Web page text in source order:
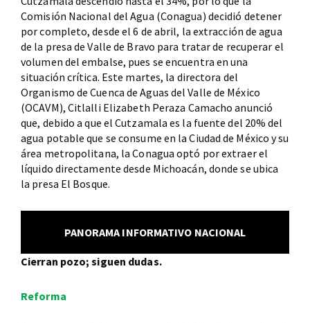
Comisión Nacional del Agua (Conagua) decidió detener
por completo, desde el 6 de abril, la extracción de agua
de la presa de Valle de Bravo para tratar de recuperar el
volumen del embalse, pues se encuentra en una
situación crítica. Este martes, la directora del
Organismo de Cuenca de Aguas del Valle de México
(OCAVM), Citlalli Elizabeth Peraza Camacho anunció
que, debido a que el Cutzamala es la fuente del 20% del
agua potable que se consume en la Ciudad de México y su
área metropolitana, la Conagua optó por extraer el
líquido directamente desde Michoacán, donde se ubica
la presa El Bosque.
PANORAMA INFORMATIVO NACIONAL
Cierran pozo; siguen dudas.
Reforma